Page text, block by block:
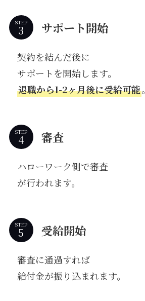
STEP サポート開始
契約を結んだ後に
サポートを開始します。
退職から1-2ヶ月後に受給可能。
STEP 審査
ハローワーク側で審査
が行われます。
STEP 受給開始
審査に通過すれば
給付金が振り込まれます。